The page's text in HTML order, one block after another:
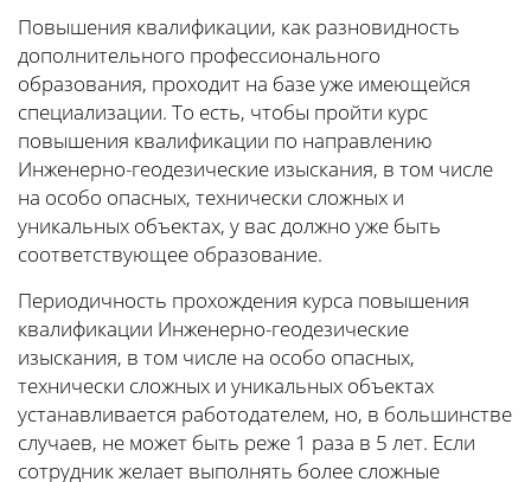
Повышения квалификации, как разновидность
дополнительного профессионального
образования, проходит на базе уже имеющейся
специализации. То есть, чтобы пройти курс
повышения квалификации по направлению
Инженерно-геодезические изыскания, в том числе
на особо опасных, технически сложных и
уникальных объектах, у вас должно уже быть
соответствующее образование.
Периодичность прохождения курса повышения
квалификации Инженерно-геодезические
изыскания, в том числе на особо опасных,
технически сложных и уникальных объектах
устанавливается работодателем, но, в большинстве
случаев, не может быть реже 1 раза в 5 лет. Если
сотрудник желает выполнять более сложные